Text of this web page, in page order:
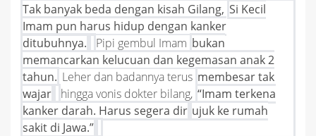
Tak banyak beda dengan kisah Gilang, Si Kecil
Imam pun harus hidup dengan kanker
ditubuhnya.
Pipi gembul Imam bukan
memancarkan kelucuan dan kegemasan anak 2
tahun. Leher dan badannya terus membesar tak
wajar
hingga vonis dokter bilang, “Imam terkena
kanker darah. Harus segera dir ujuk ke rumah
sakit di Jawa.”